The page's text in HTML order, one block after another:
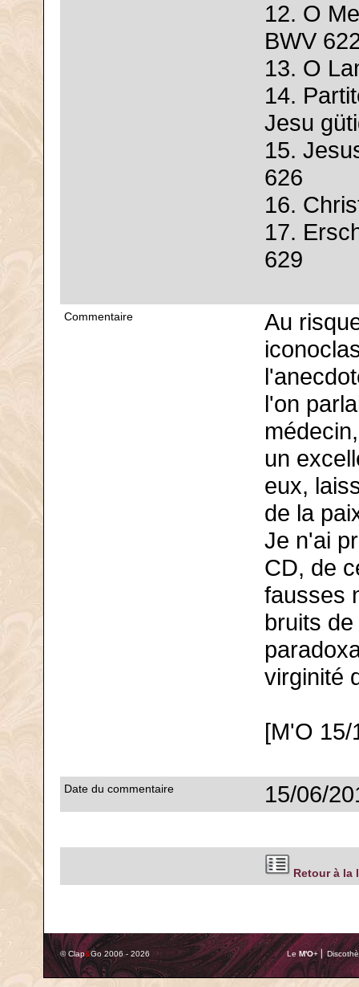
12. O
BWV
13. O
14.
Jesu
15.
626
16.
17.
629
Commentaire
Au
l'on
un
eux,
de la
Je n'ai
CD, de
fausses
bruits
virginité
[M'O 15/
Date du commentaire 15/06/
Retour à la
© Clap&Go 2006 - 2026 Le M'O+ ⎢